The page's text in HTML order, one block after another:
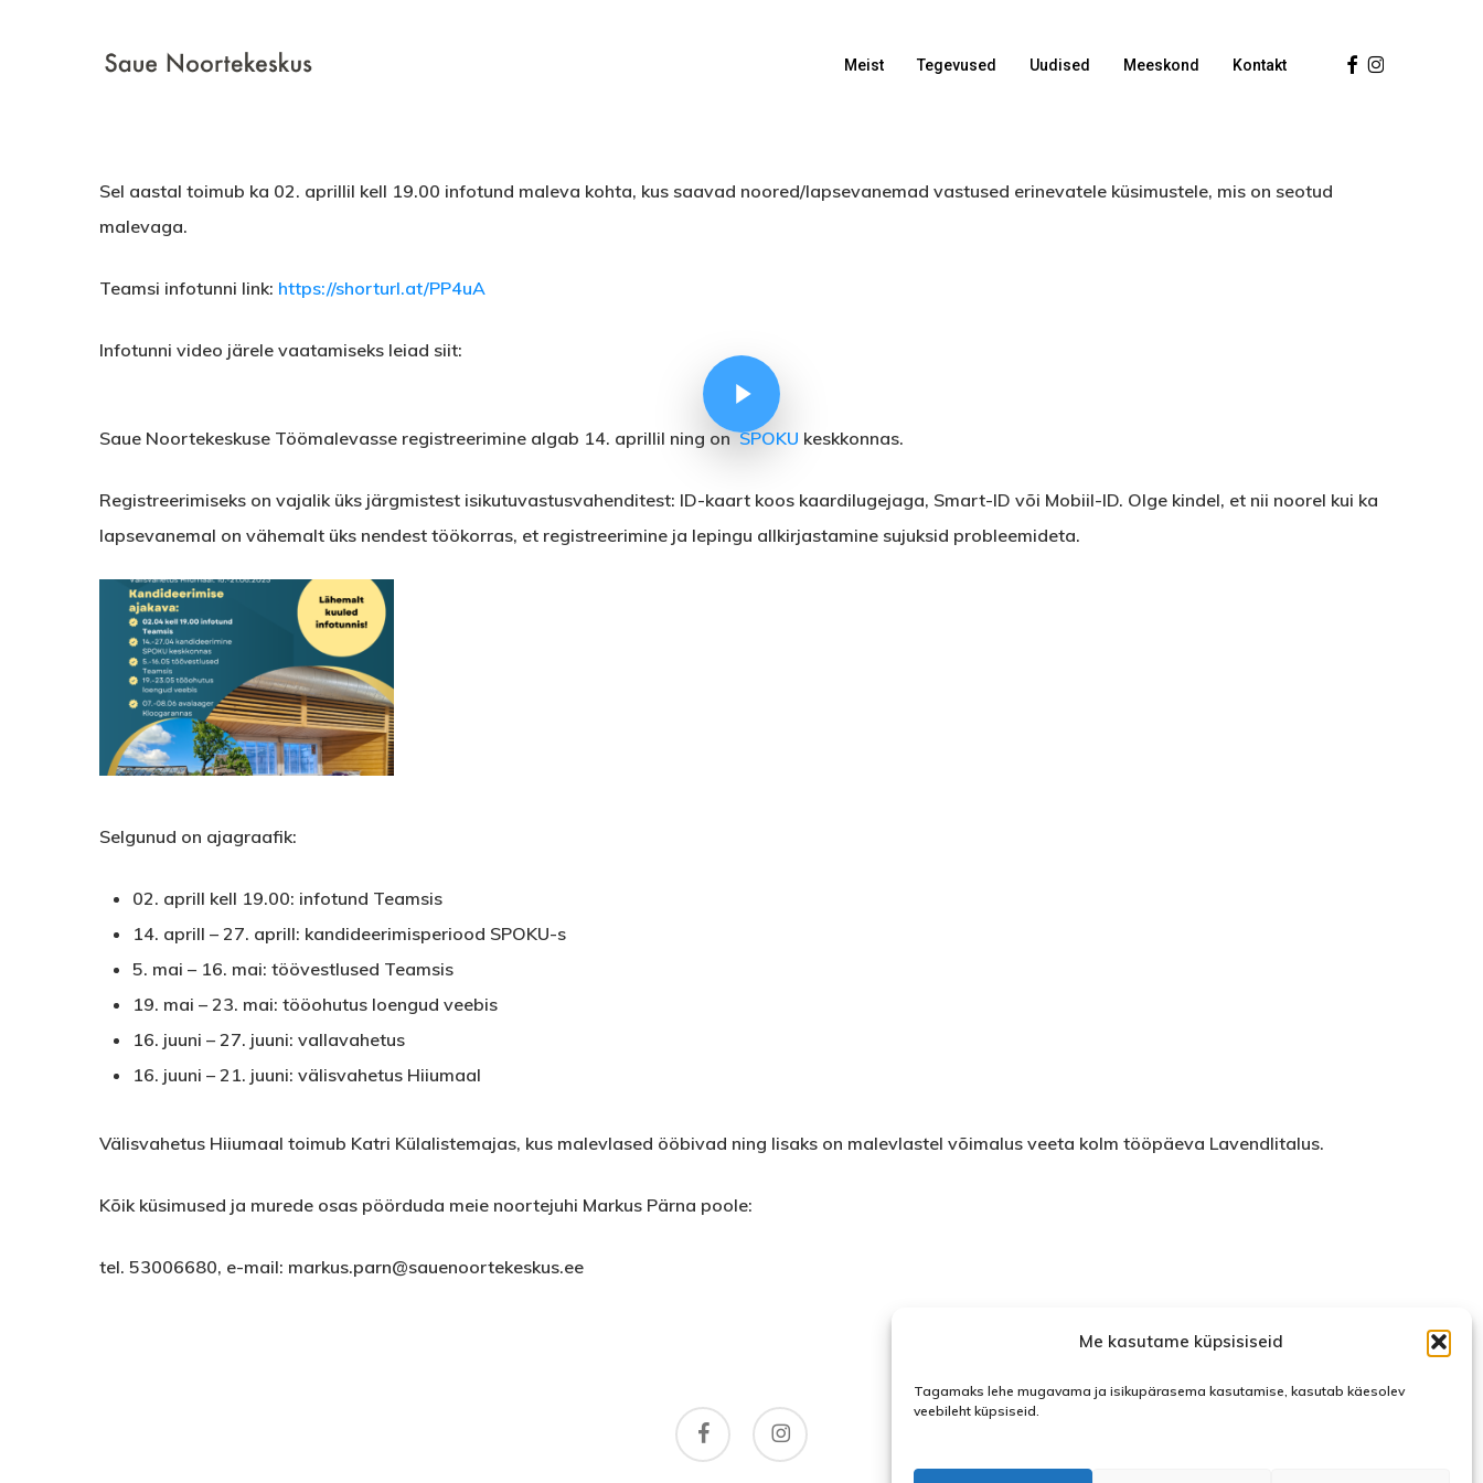
Me kasutame küpsisiseid
Tagamaks lehe mugavama ja isikupärasema kasutamise, kasutab käesolev
veebileht küpsiseid.
Meist Tegevused Uudised Meeskond Kontakt Facebook
Instagram
Sel aastal toimub ka 02. aprillil kell 19.00 infotund maleva kohta, kus saavad noored/lapsevanemad vastused erinevatele küsimustele, mis on seotud
malevaga.
Teamsi infotunni link: https://shorturl.at/PP4uA
Infotunni video järele vaatamiseks leiad siit:
Play Video
Saue Noortekeskuse Töömalevasse registreerimine algab 14. aprillil ning onSPOKU keskkonnas.
Registreerimiseks on vajalik üks järgmistest isikutuvastusvahenditest: ID-kaart koos kaardilugejaga, Smart-ID või Mobiil-ID. Olge kindel, et nii noorel kui ka
lapsevanemal on vähemalt üks nendest töökorras, et registreerimine ja lepingu allkirjastamine sujuksid probleemideta.
Saue
Valla
Töömalev
2025-
uuem
Selgunud on ajagraafik:
02. aprill kell 19.00: infotund Teamsis
14. aprill – 27. aprill: kandideerimisperiood SPOKU-s
5. mai – 16. mai: töövestlused Teamsis
19. mai – 23. mai: tööohutus loengud veebis
16. juuni – 27. juuni: vallavahetus
16. juuni – 21. juuni: välisvahetus Hiiumaal
Välisvahetus Hiiumaal toimub Katri Külalistemajas, kus malevlased ööbivad ning lisaks on malevlastel võimalus veeta kolm tööpäeva Lavendlitalus.
Kõik küsimused ja murede osas pöörduda meie noortejuhi Markus Pärna poole:
tel. 53006680, e-mail: markus.parn@sauenoortekeskus.ee
facebook instagram